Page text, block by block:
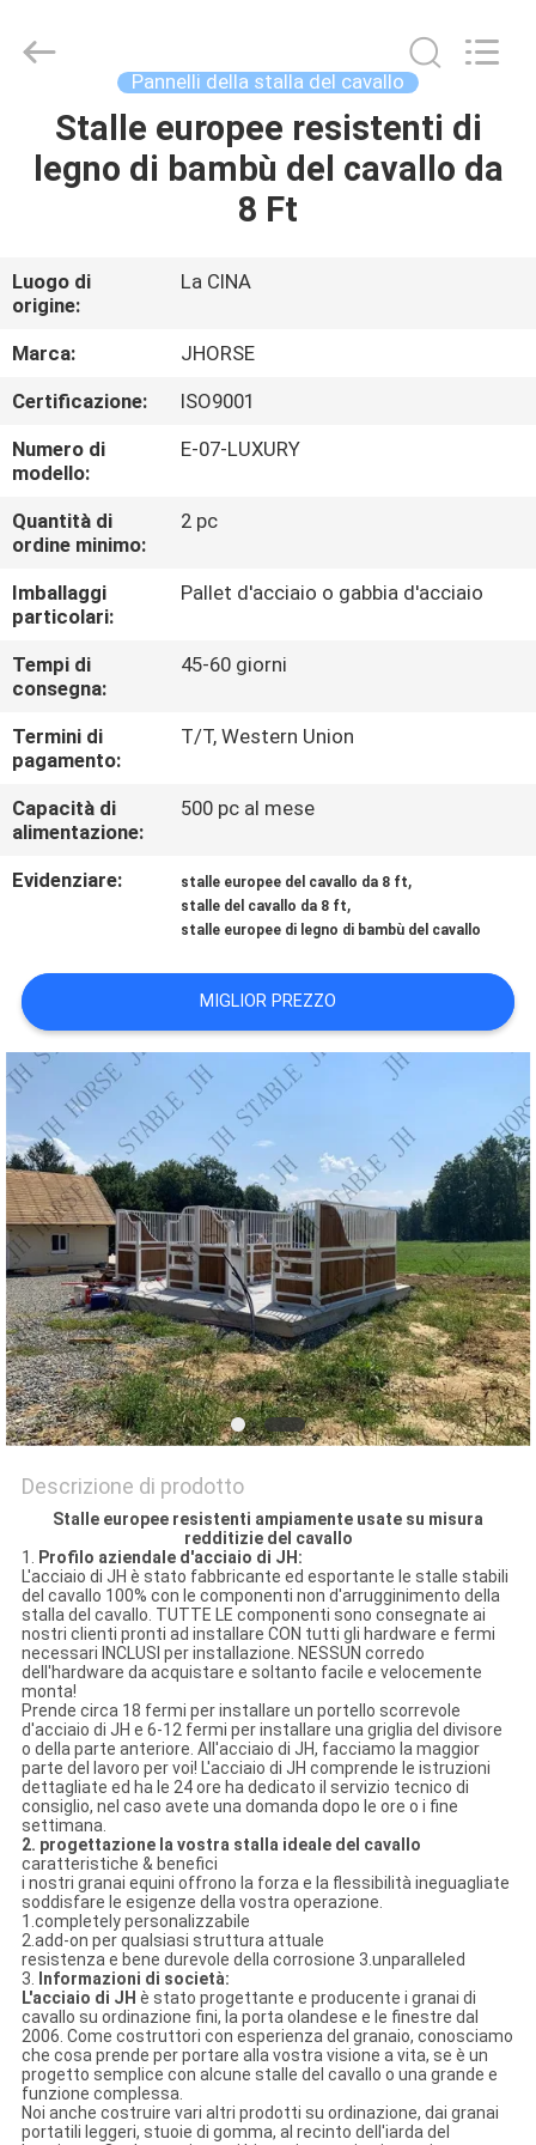
CASA
CIRCA
NOI
GIRO
DELLA
FABBRICA
CONTROLLO
DI
QUALITÀ
CONTATTICI
UNA
CITAZIONE
DEL
SITO
NORME
SULLA
PRIVACY
metal
products
Pannelli della stalla del cavallo
Stalle europee resistenti di
legno di bambù del cavallo da
8 Ft
Luogo di
origine:
La CINA
Marca:
JHORSE
Certificazione:
ISO9001
Numero di
modello:
E-07-LUXURY
Quantità di
ordine minimo:
2 pc
Imballaggi
particolari:
Pallet d'acciaio o gabbia d'acciaio
Tempi di
consegna:
45-60 giorni
Termini di
pagamento:
T/T, Western Union
Capacità di
alimentazione:
500 pc al mese
Evidenziare: stalle europee del cavallo da 8 ft,
stalle del cavallo da 8 ft,
stalle europee di legno di bambù del cavallo
MIGLIOR PREZZO
Descrizione di prodotto
Stalle europee resistenti ampiamente usate su misura
redditizie del cavallo
1. Profilo aziendale d'acciaio di JH:
L'acciaio di JH è stato fabbricante ed esportante le stalle stabili
del cavallo 100% con le componenti non d'arrugginimento della
stalla del cavallo. TUTTE LE componenti sono consegnate ai
nostri clienti pronti ad installare CON tutti gli hardware e fermi
necessari INCLUSI per installazione. NESSUN corredo
dell'hardware da acquistare e soltanto facile e velocemente
monta!
Prende circa 18 fermi per installare un portello scorrevole
d'acciaio di JH e 6-12 fermi per installare una griglia del divisore
o della parte anteriore. All'acciaio di JH, facciamo la maggior
parte del lavoro per voi! L'acciaio di JH comprende le istruzioni
dettagliate ed ha le 24 ore ha dedicato il servizio tecnico di
consiglio, nel caso avete una domanda dopo le ore o i fine
settimana.
2. progettazione la vostra stalla ideale del cavallo
caratteristiche & benefici
i nostri granai equini offrono la forza e la flessibilità ineguagliate
soddisfare le esigenze della vostra operazione.
1.completely personalizzabile
2.add-on per qualsiasi struttura attuale
resistenza e bene durevole della corrosione 3.unparalleled
3. Informazioni di società:
L'acciaio di JH è stato progettante e producente i granai di
cavallo su ordinazione fini, la porta olandese e le finestre dal
2006. Come costruttori con esperienza del granaio, conosciamo
che cosa prende per portare alla vostra visione a vita, se è un
progetto semplice con alcune stalle del cavallo o una grande e
funzione complessa.
Noi anche costruire vari altri prodotti su ordinazione, dai granai
portatili leggeri, stuoie di gomma, al recinto dell'iarda del